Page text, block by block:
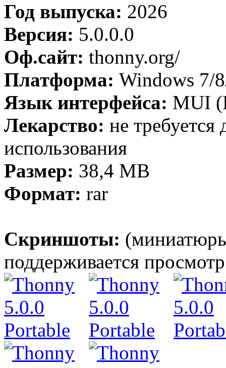
Год выпуска: 2026
Версия: 5.0.0.0
Оф.сайт: thonny.org/
Платформа: Windows 7/
Язык интерфейса: MUI
Лекарство: не требуется
использования
Размер: 38,4 MB
Формат: rar
Скриншоты:
поддерживается